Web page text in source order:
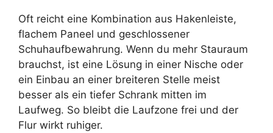
Oft reicht eine Kombination aus Hakenleiste,
flachem Paneel und geschlossener
Schuhaufbewahrung. Wenn du mehr Stauraum
brauchst, ist eine Lösung in einer Nische oder
ein Einbau an einer breiteren Stelle meist
besser als ein tiefer Schrank mitten im
Laufweg. So bleibt die Laufzone frei und der
Flur wirkt ruhiger.